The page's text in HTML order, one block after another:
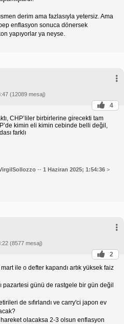
derim ama fazlasıyla yetersiz. Ama
enflasyon sonuca dönersek
yapıyorlar ya neyse.
(12089 mesaj)
4
CHP’liler birbirlerine girecekti tam
kimin eli kimin cebinde belli değil,
farklı
-- 1 Haziran 2025; 1:54:36 >
(8577 mesaj)
2
ile o defter kapandı artık yüksek faiz
pazartesi günü de rastgele bir gün değil
de sıfırlandı ve carry'ci japon ev
olacaksa 2-3 olsun enflasyon